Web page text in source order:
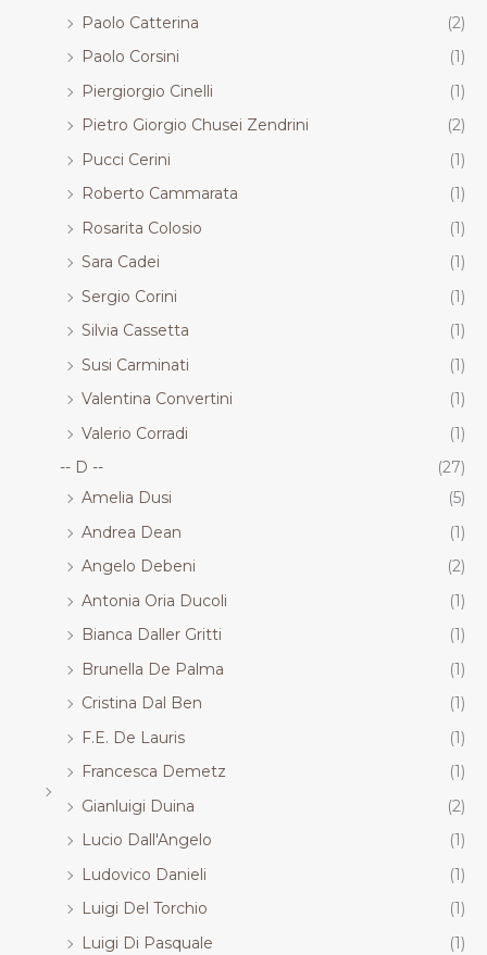
Paolo Catterina
(2)
Paolo Corsini
(1)
Piergiorgio Cinelli
(1)
Pietro Giorgio Chusei Zendrini
(2)
Pucci Cerini
(1)
Roberto Cammarata
(1)
Rosarita Colosio
(1)
Sara Cadei
(1)
Sergio Corini
(1)
Silvia Cassetta
(1)
Susi Carminati
(1)
Valentina Convertini
(1)
Valerio Corradi
(1)
-- D --
(27)
Amelia Dusi
(5)
Andrea Dean
(1)
Angelo Debeni
(2)
Antonia Oria Ducoli
(1)
Bianca Daller Gritti
(1)
Brunella De Palma
(1)
Cristina Dal Ben
(1)
F.E. De Lauris
(1)
Francesca Demetz
(1)
Gianluigi Duina
(2)
Lucio Dall'Angelo
(1)
Ludovico Danieli
(1)
Luigi Del Torchio
(1)
Luigi Di Pasquale
(1)